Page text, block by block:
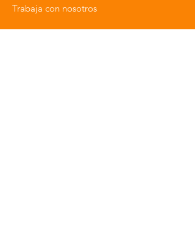
Trabaja con nosotros